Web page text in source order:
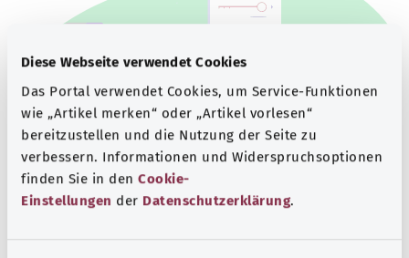
Diese Webseite verwendet Cookies
Das Portal verwendet Cookies, um Service-Funktionen
wie „Artikel merken“ oder „Artikel vorlesen“
bereitzustellen und die Nutzung der Seite zu
verbessern. Informationen und Widerspruchsoptionen
finden Sie in den Cookie-
Einstellungen der Datenschutzerklärung.
Beratung und Hilfe